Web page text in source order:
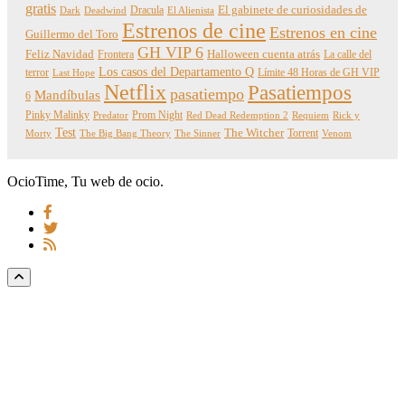
gratis Dark Deadwind Dracula El Alienista El gabinete de curiosidades de
Guillermo del Toro Estrenos de cine Estrenos en cine
Feliz Navidad Frontera GH VIP 6 Halloween cuenta atrás La calle del
terror Last Hope Los casos del Departamento Q Límite 48 Horas de GH VIP
6 Mandíbulas Netflix pasatiempo Pasatiempos
Pinky Malinky Predator Prom Night Red Dead Redemption 2 Requiem Rick y
Morty Test The Big Bang Theory The Sinner The Witcher Torrent Venom
OcioTime, Tu web de ocio.